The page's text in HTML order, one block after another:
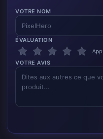
VOTRE NOM
ÉVALUATION
VOTRE AVIS